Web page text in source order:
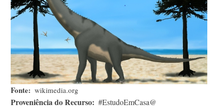
Fonte wikimedia.org
Proveniência do Recurso #EstudoEmCasa@